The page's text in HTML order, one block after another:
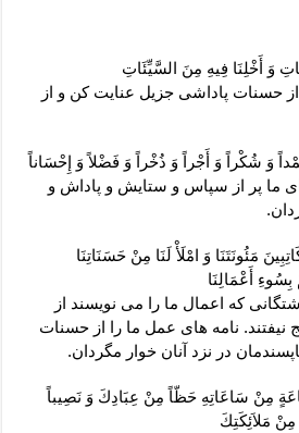
وَ أَخْلِنَا فِيهِ مِنَ السَّيِّئَاتِ‏
از حسنات پاداشى جزيل عنايت كن و از
وَ شُكْراً وَ أَجْراً وَ ذُخْراً وَ فَضْلاً وَ إِحْسَاناً
ما پر از سپاس و ستايش و پاداش و
مَئُونَتَنَا وَ امْلَأْ لَنَا مِنْ حَسَنَاتِنَا
أَعْمَالِنَا
كه اعمال ما را مى ‏نويسند از
نيفتند. نامه ‏هاى عمل ما را از حسنات
در نزد آنان خوار مگردان.
مِنْ سَاعَاتِهِ حَظّاً مِنْ عِبَادِكَ وَ نَصِيباً
مَلاَئِكَتِكَ‏